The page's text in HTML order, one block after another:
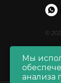
©
Мы
анализа